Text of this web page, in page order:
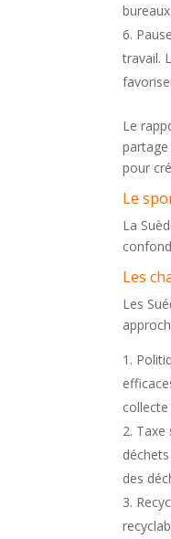
travail.
Le
pour
Le
La
Les
Les
Taxe
des